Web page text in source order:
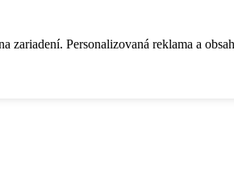
Personalizovaná reklama a